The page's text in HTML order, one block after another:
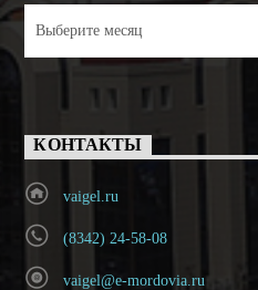
КОНТАКТЫ
vaigel.ru
(8342) 24-58-08
vaigel@e-mordovia.ru